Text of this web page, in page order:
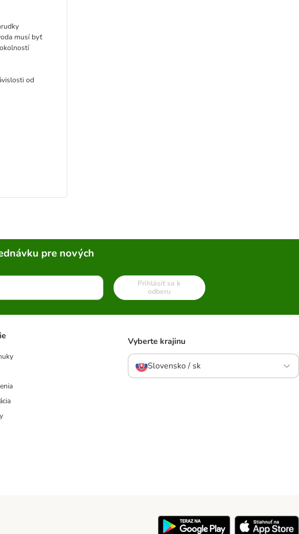
musí byť
od
pre nových
Prihlásiť sa k
odberu
Vyberte krajinu
Slovensko / sk